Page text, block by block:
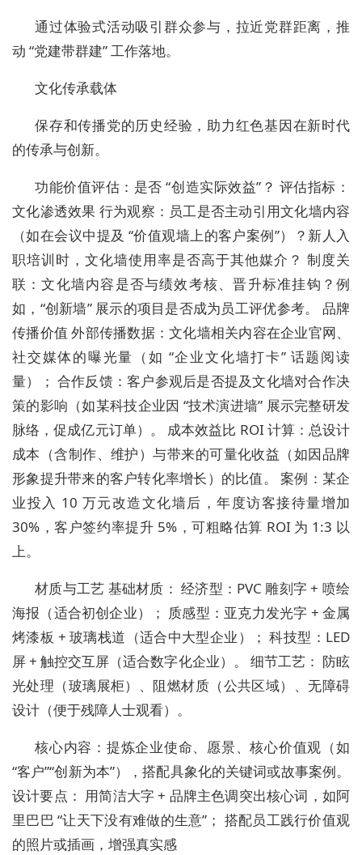
通过体验式活动吸引群众参与，拉近党群距离，推
动 “党建带群建” 工作落地。
文化传承载体
保存和传播党的历史经验，助力红色基因在新时代
的传承与创新。
功能价值评估：是否 “创造实际效益”？ 评估指标：
文化渗透效果 行为观察：员工是否主动引用文化墙内容
（如在会议中提及 “价值观墙上的客户案例”）？新人入
职培训时，文化墙使用率是否高于其他媒介？ 制度关
联：文化墙内容是否与绩效考核、晋升标准挂钩？例
如，“创新墙” 展示的项目是否成为员工评优参考。 品牌
传播价值 外部传播数据：文化墙相关内容在企业官网、
社交媒体的曝光量（如 “企业文化墙打卡” 话题阅读
量）； 合作反馈：客户参观后是否提及文化墙对合作决
策的影响（如某科技企业因 “技术演进墙” 展示完整研发
脉络，促成亿元订单）。 成本效益比 ROI 计算：总设计
成本（含制作、维护）与带来的可量化收益（如因品牌
形象提升带来的客户转化率增长）的比值。 案例：某企
业投入 10 万元改造文化墙后，年度访客接待量增加
30%，客户签约率提升 5%，可粗略估算 ROI 为 1:3 以
上。
材质与工艺 基础材质： 经济型：PVC 雕刻字 + 喷绘
海报（适合初创企业）； 质感型：亚克力发光字 + 金属
烤漆板 + 玻璃栈道（适合中大型企业）； 科技型：LED
屏 + 触控交互屏（适合数字化企业）。 细节工艺： 防眩
光处理（玻璃展柜）、阻燃材质（公共区域）、无障碍
设计（便于残障人士观看）。
核心内容：提炼企业使命、愿景、核心价值观（如
“客户”“创新为本”），搭配具象化的关键词或故事案例。
设计要点： 用简洁大字 + 品牌主色调突出核心词，如阿
里巴巴 “让天下没有难做的生意”； 搭配员工践行价值观
的照片或插画，增强真实感